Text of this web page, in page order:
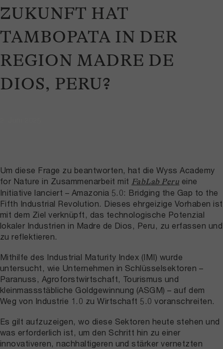
ZUKUNFT HAT
TAMBOPATA IN DER
REGION MADRE DE
DIOS, PERU?
Um diese Frage zu beantworten, hat die Wyss Academy
for Nature in Zusammenarbeit mit FabLab Peru eine
Initiative lanciert – Amazonia 5.0: Bridging the Gap to the
Fifth Industrial Revolution. Dieses ehrgeizige Vorhaben ist
mit dem Ziel verknüpft, das technologische Potenzial
lokaler Industrien in Madre de Dios, Peru, zu erfassen und
zu reflektieren.
Mithilfe des Industrial Maturity Index (IMI) wurde
untersucht, wie Unternehmen in Schlüsselsektoren –
Paranuss, Agroforstwirtschaft, Tourismus und
kleinmassstäbliche Goldgewinnung (ASGM) – auf dem
Weg von Industrie 1.0 zu Wirtschaft 5.0 voranschreiten.
Es gilt aufzuzeigen, wo diese Sektoren heute stehen und
was erforderlich ist, um den Schritt hin zu einer
innovativeren, nachhaltigeren und stärker vernetzten